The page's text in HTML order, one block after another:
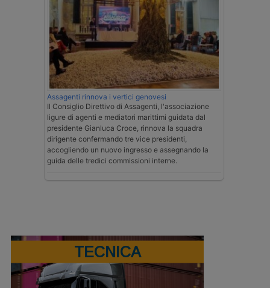
Assagenti rinnova i vertici genovesi
Il Consiglio Direttivo di Assagenti, l'associazione
ligure di agenti e mediatori marittimi guidata dal
presidente Gianluca Croce, rinnova la squadra
dirigente confermando tre vice presidenti,
accogliendo un nuovo ingresso e assegnando la
guida delle tredici commissioni interne.
TECNICA